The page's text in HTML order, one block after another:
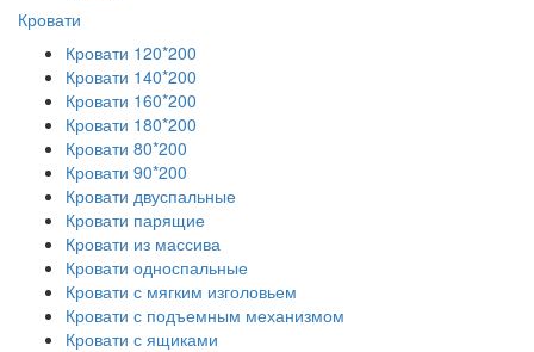
Кровати
Кровати 120*200
Кровати 140*200
Кровати 160*200
Кровати 180*200
Кровати 80*200
Кровати 90*200
Кровати двуспальные
Кровати парящие
Кровати из массива
Кровати односпальные
Кровати с мягким изголовьем
Кровати с подъемным механизмом
Кровати с ящиками